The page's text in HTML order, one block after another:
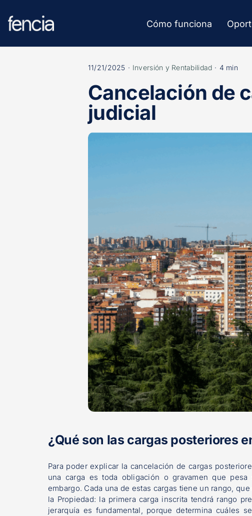
content
Cómo funciona
11/21/2025 · Inversión y Rentabilidad · 4 min
Cancelación de
judicial
¿Qué son las cargas posteriores
Para poder explicar la cancelación de cargas
una carga es toda obligación o gravamen que
embargo. Cada una de estas cargas tiene un rango,
la Propiedad: la primera carga inscrita tendrá rango
jerarquía es fundamental, porque determina cuáles